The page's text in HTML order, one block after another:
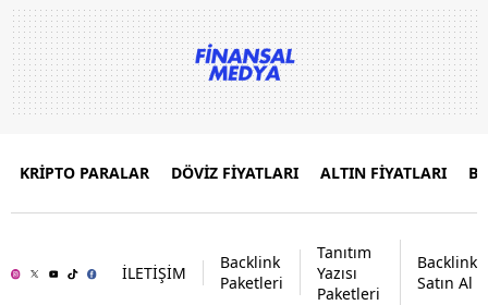
KRİPTO PARALAR DÖVİZ FİYATLARI ALTIN FİYATLARI
İLETİŞİM
Backlink
Paketleri
Tanıtım
Yazısı
Paketleri
Backlink
Satın Al